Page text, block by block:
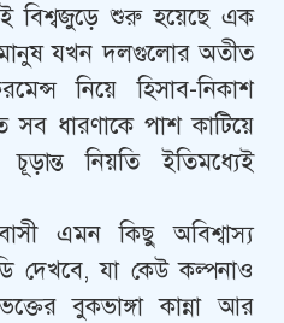
বিশ্বজুড়ে শুরু হয়েছে এক
মানুষ যখন দলগুলোর অতীত
নিয়ে হিসাব-নিকাশ
সব ধারণাকে পাশ কাটিয়ে
নিয়তি ইতিমধ্যেই
এমন কিছু অবিশ্বাস্য
দেখবে, যা কেউ কল্পনাও
বুকভাঙ্গা কান্না আর